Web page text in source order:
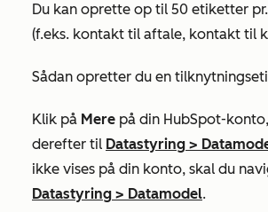
Du kan oprette op til 50 etiketter
(f.eks. kontakt til aftale, kontakt til
Sådan opretter du en
Klik på Mere på din HubSpot-
derefter til Datastyring >
ikke vises på din konto, skal du
Datastyring > Datamodel.